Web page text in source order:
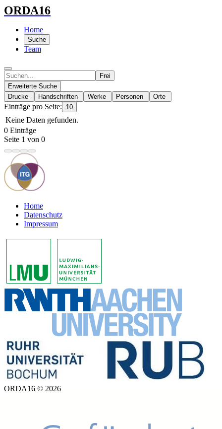
ORDA16
Home
Suche
Team
Frei
Erweiterte Suche
Drucke
Handschriften Werke Personen Orte
Einträge pro Seite: 10
Keine Daten gefunden.
0 Einträge
Seite 1 von 0
Home
Datenschutz
Impressum
ORDA16 © 2026